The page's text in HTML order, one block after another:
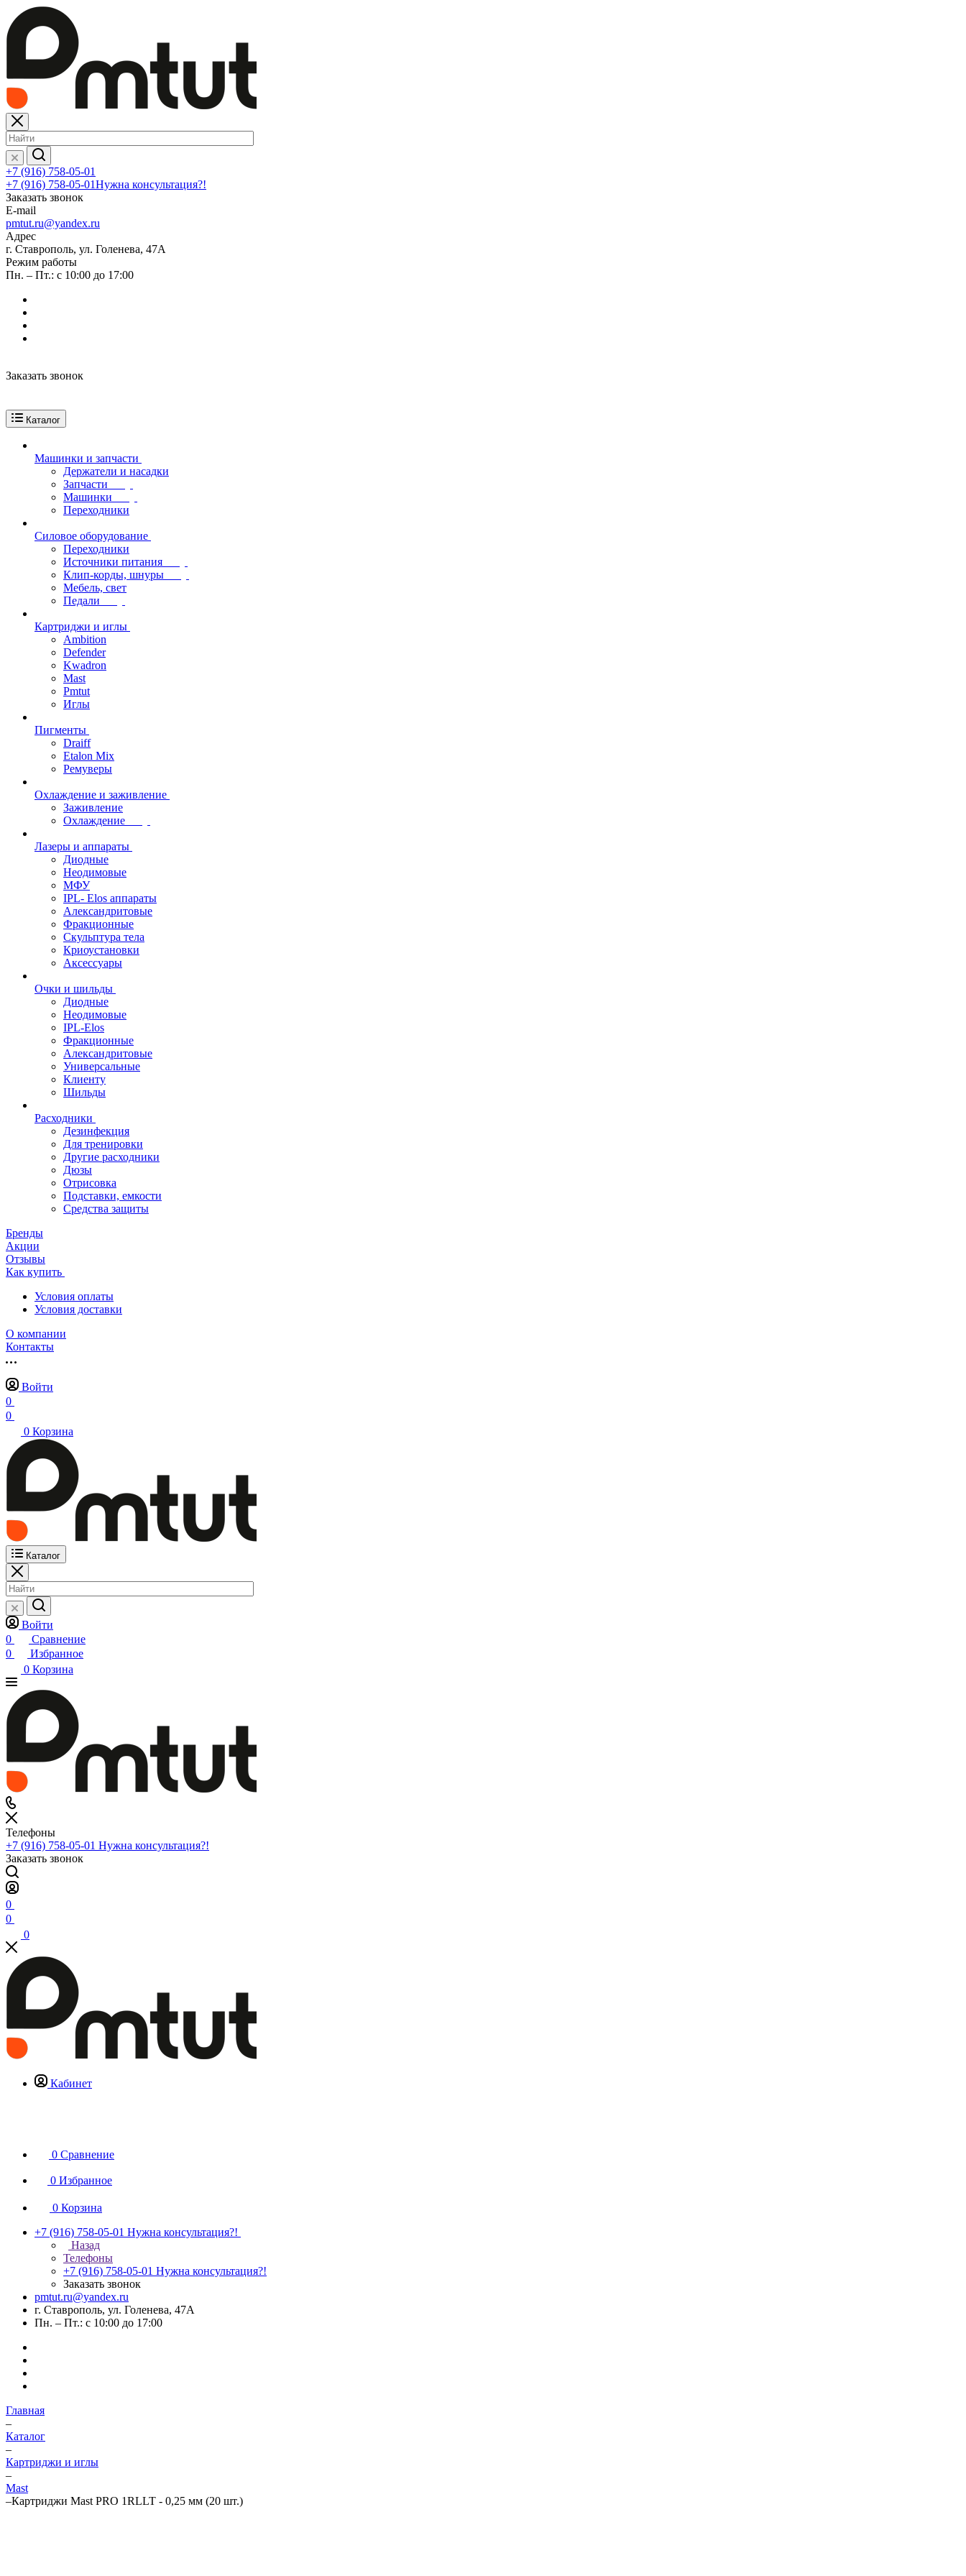
+7 (916) 758-05-01
+7 (916) 758-05-01Нужна консультация?!
Заказать звонок
E-mail
pmtut.ru@yandex.ru
Адрес
г. Ставрополь, ул. Голенева, 47А
Режим работы
Пн. – Пт.: с 10:00 до 17:00
Заказать звонок
Каталог
Машинки и запчасти
Держатели и насадки
Запчасти
Машинки
Переходники
Силовое оборудование
Переходники
Источники питания
Клип-корды, шнуры
Мебель, свет
Педали
Картриджи и иглы
Ambition
Defender
Kwadron
Mast
Pmtut
Иглы
Пигменты
Draiff
Etalon Mix
Ремуверы
Охлаждение и заживление
Заживление
Охлаждение
Лазеры и аппараты
Диодные
Неодимовые
МФУ
IPL- Elos аппараты
Александритовые
Фракционные
Скульптура тела
Криоустановки
Аксессуары
Очки и шильды
Диодные
Неодимовые
IPL-Elos
Фракционные
Александритовые
Универсальные
Клиенту
Шильды
Расходники
Дезинфекция
Для тренировки
Другие расходники
Дюзы
Отрисовка
Подставки, емкости
Средства защиты
Бренды
Акции
Отзывы
Как купить
Условия оплаты
Условия доставки
О компании
Контакты
Войти
0
0
0 Корзина
Каталог
Войти
0
Сравнение
0
Избранное
0 Корзина
Телефоны
+7 (916) 758-05-01 Нужна консультация?!
Заказать звонок
0
0
0
Кабинет
0 Сравнение
0 Избранное
0 Корзина
+7 (916) 758-05-01 Нужна консультация?!
Назад
Телефоны
+7 (916) 758-05-01 Нужна консультация?!
Заказать звонок
pmtut.ru@yandex.ru
г. Ставрополь, ул. Голенева, 47А
Пн. – Пт.: с 10:00 до 17:00
Главная
–
Каталог
–
Картриджи и иглы
–
Mast
–Картриджи Mast PRO 1RLLT - 0,25 мм (20 шт.)